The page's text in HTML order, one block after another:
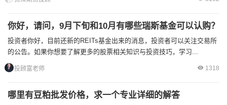
你好，请问，9月下旬和10月有哪些瑞斯基金可以认购？
投资者你好，目前还新的REITs基金出来的消息，投资者可以关注交易所
的公告。如果你想要了解更多的股票相关知识与投资技巧，学习...
投顾富老师 1318
哪里有豆粕批发价格，求一个专业详细的解答